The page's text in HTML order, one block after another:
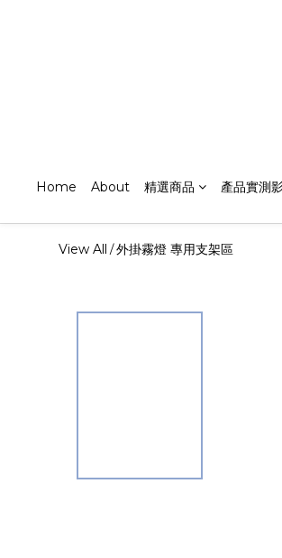
Home About 精選商品 產品實測
View All /外掛霧燈 專用支架區